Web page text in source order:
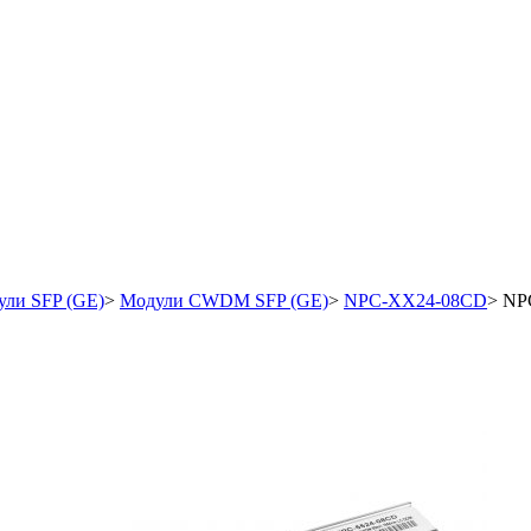
SFP (GE)> Модули CWDM SFP (GE)> NPC-ХХ24-08CD>